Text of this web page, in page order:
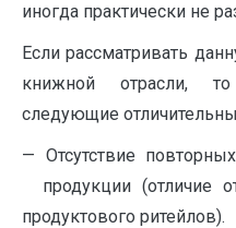
иногда практически не
Если рассматривать
книжной отрасли,
следующие
— Отсутствие
продукции (отличие от
продуктового ритейлов).